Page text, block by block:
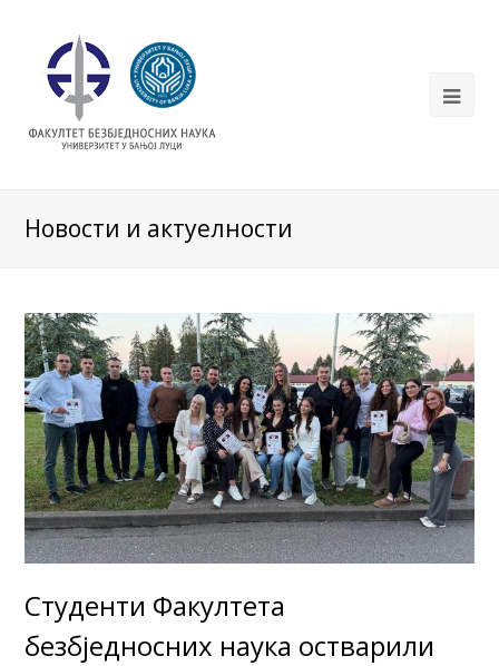
Новости и актуелности
Студенти Факултета
безбједносних наука остварили